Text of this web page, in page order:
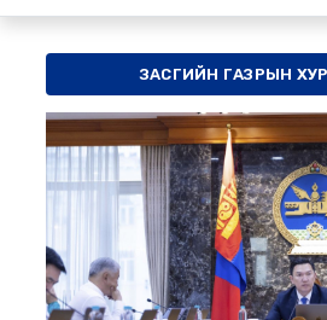
ЗАСГИЙН ГАЗРЫН